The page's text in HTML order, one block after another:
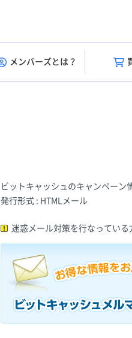
メンバーズとは？
ビットキャッシュのキャンペーン
発行形式 : HTMLメール
迷惑メール対策を行なってい